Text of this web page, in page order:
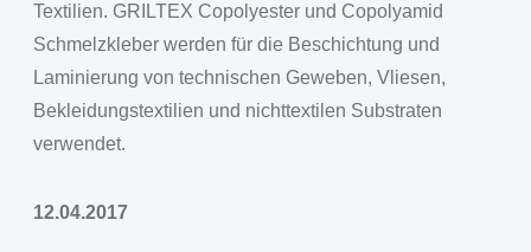
Textilien. GRILTEX Copolyester und Copolyamid
Schmelzkleber werden für die Beschichtung und
Laminierung von technischen Geweben, Vliesen,
Bekleidungstextilien und nichttextilen Substraten
verwendet.
12.04.2017